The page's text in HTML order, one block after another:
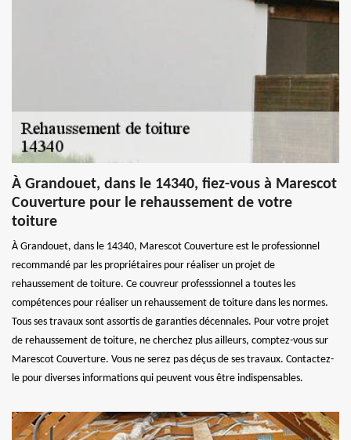
À Grandouet, dans le 14340, fiez-vous à Marescot
Couverture pour le rehaussement de votre
toiture
À Grandouet, dans le 14340, Marescot Couverture est le professionnel
recommandé par les propriétaires pour réaliser un projet de
rehaussement de toiture. Ce couvreur professsionnel a toutes les
compétences pour réaliser un rehaussement de toiture dans les normes.
Tous ses travaux sont assortis de garanties décennales. Pour votre projet
de rehaussement de toiture, ne cherchez plus ailleurs, comptez-vous sur
Marescot Couverture. Vous ne serez pas déçus de ses travaux. Contactez-
le pour diverses informations qui peuvent vous être indispensables.